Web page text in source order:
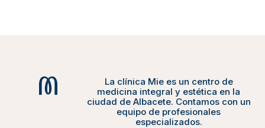
La clínica Mie es un centro de
medicina integral y estética en la
ciudad de Albacete. Contamos con un
equipo de profesionales
especializados.